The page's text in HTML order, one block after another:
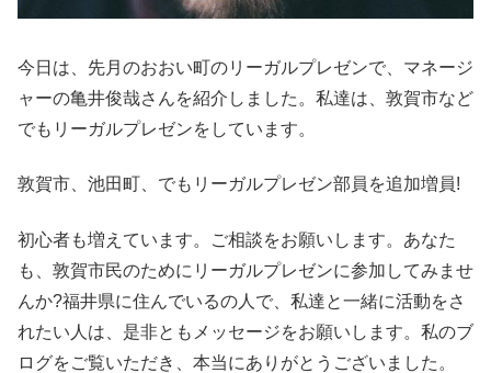
今日は、先月のおおい町のリーガルプレゼンで、マネージ
ャーの亀井俊哉さんを紹介しました。私達は、敦賀市など
でもリーガルプレゼンをしています。
敦賀市、池田町、でもリーガルプレゼン部員を追加増員!
初心者も増えています。ご相談をお願いします。あなた
も、敦賀市民のためにリーガルプレゼンに参加してみませ
んか?福井県に住んでいるの人で、私達と一緒に活動をさ
れたい人は、是非ともメッセージをお願いします。私のブ
ログをご覧いただき、本当にありがとうございました。